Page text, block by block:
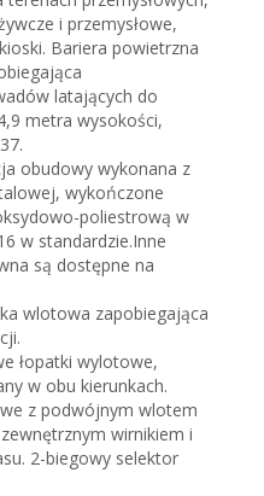
i przemysłowe,
Bariera powietrzna
latających do
metra wysokości,
obudowy wykonana z
wykończone
poliestrową w
w standardzie.Inne
są dostępne na
wlotowa zapobiegająca
łopatki wylotowe,
w obu kierunkach.
z podwójnym wlotem
wirnikiem i
2-biegowy selektor